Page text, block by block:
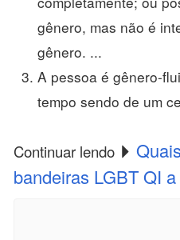
gênero, mas não é
gênero. ...
A pessoa é gênero-
tempo sendo de um
Continuar lendo
bandeiras LGBT QI